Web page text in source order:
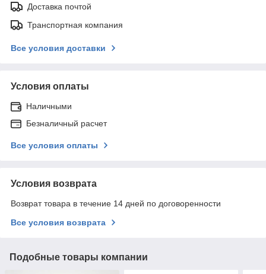
Доставка почтой
Транспортная компания
Все условия доставки
Условия оплаты
Наличными
Безналичный расчет
Все условия оплаты
Условия возврата
Возврат товара в течение 14 дней по договоренности
Все условия возврата
Подобные товары компании